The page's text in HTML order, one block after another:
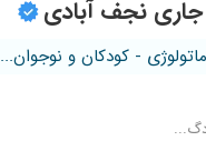
نجف آبادی
- کودکان و نوجوان...